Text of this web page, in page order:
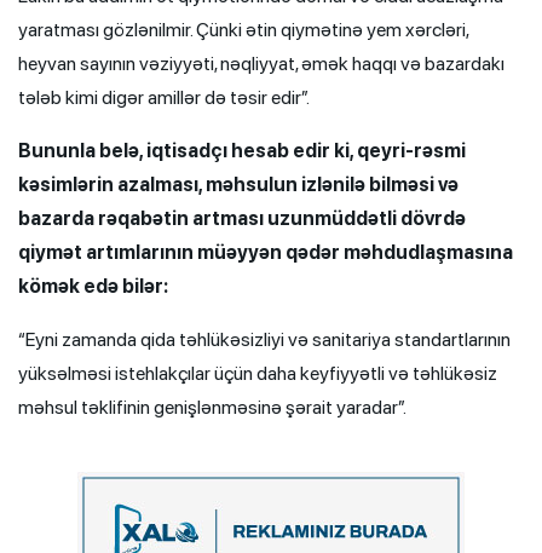
yaratması gözlənilmir. Çünki ətin qiymətinə yem xərcləri,
heyvan sayının vəziyyəti, nəqliyyat, əmək haqqı və bazardakı
tələb kimi digər amillər də təsir edir”.
Bununla belə, iqtisadçı hesab edir ki, qeyri-rəsmi
kəsimlərin azalması, məhsulun izlənilə bilməsi və
bazarda rəqabətin artması uzunmüddətli dövrdə
qiymət artımlarının müəyyən qədər məhdudlaşmasına
kömək edə bilər:
“Eyni zamanda qida təhlükəsizliyi və sanitariya standartlarının
yüksəlməsi istehlakçılar üçün daha keyfiyyətli və təhlükəsiz
məhsul təklifinin genişlənməsinə şərait yaradar”.